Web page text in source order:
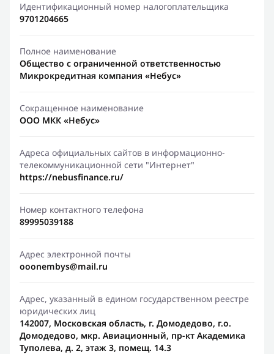
Идентификационный номер налогоплательщика
9701204665
Полное наименование
Общество с ограниченной ответственностью
Микрокредитная компания «Небус»
Сокращенное наименование
ООО МКК «Небус»
Адреса официальных сайтов в информационно-
телекоммуникационной сети "Интернет"
https://nebusfinance.ru/
Номер контактного телефона
89995039188
Адрес электронной почты
ooonembys@mail.ru
Адрес, указанный в едином государственном реестре
юридических лиц
142007, Московская область, г. Домодедово, г.о.
Домодедово, мкр. Авиационный, пр-кт Академика
Туполева, д. 2, этаж 3, помещ. 14.3